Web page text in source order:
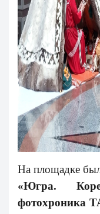
На площадке
«Югра.
фотохроника